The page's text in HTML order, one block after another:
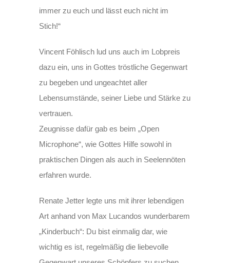
immer zu euch und lässt euch nicht im
Stich!“
Vincent Föhlisch lud uns auch im Lobpreis
dazu ein, uns in Gottes tröstliche Gegenwart
zu begeben und ungeachtet aller
Lebensumstände, seiner Liebe und Stärke zu
vertrauen.
Zeugnisse dafür gab es beim „Open
Microphone“, wie Gottes Hilfe sowohl in
praktischen Dingen als auch in Seelennöten
erfahren wurde.
Renate Jetter legte uns mit ihrer lebendigen
Art anhand von Max Lucandos wunderbarem
„Kinderbuch“: Du bist einmalig dar, wie
wichtig es ist, regelmäßig die liebevolle